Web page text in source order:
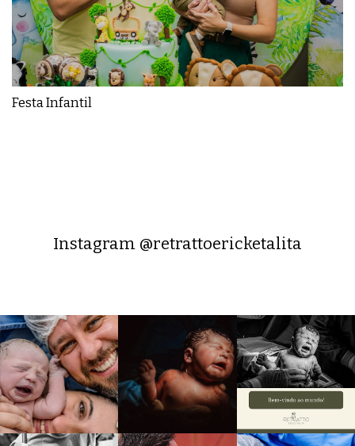
Festa Infantil
Instagram @retrattoericketalita